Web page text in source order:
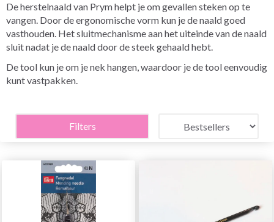
De herstelnaald van Prym helpt je om gevallen steken op te
vangen. Door de ergonomische vorm kun je de naald goed
vasthouden. Het sluitmechanisme aan het uiteinde van de naald
sluit nadat je de naald door de steek gehaald hebt.
De tool kun je om je nek hangen, waardoor je de tool eenvoudig
kunt vastpakken.
Filters